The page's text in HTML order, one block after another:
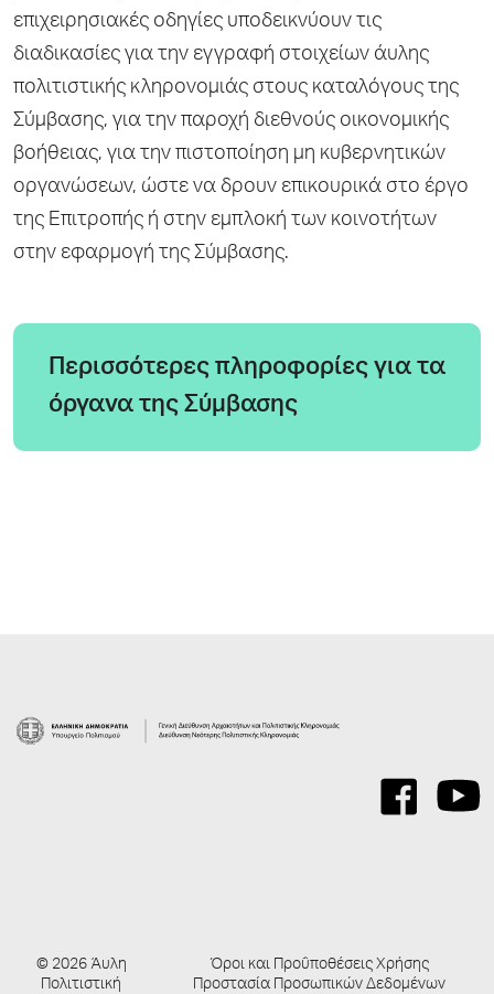
επιχειρησιακές οδηγίες υποδεικνύουν τις
διαδικασίες για την εγγραφή στοιχείων άυλης
πολιτιστικής κληρονομιάς στους καταλόγους της
Σύμβασης, για την παροχή διεθνούς οικονομικής
βοήθειας, για την πιστοποίηση μη κυβερνητικών
οργανώσεων, ώστε να δρουν επικουρικά στο έργο
της Επιτροπής ή στην εμπλοκή των κοινοτήτων
στην εφαρμογή της Σύμβασης.
Περισσότερες πληροφορίες για τα
όργανα της Σύμβασης
© 2026 Άυλη
Πολιτιστική
Όροι και Προΰποθέσεις Χρήσης
Προστασία Προσωπικών Δεδομένων